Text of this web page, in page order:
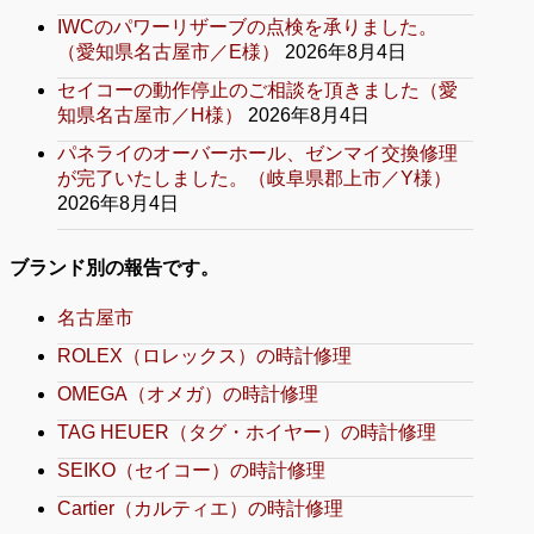
IWCのパワーリザーブの点検を承りました。
（愛知県名古屋市／E様）
2026年8月4日
セイコーの動作停止のご相談を頂きました（愛
知県名古屋市／H様）
2026年8月4日
パネライのオーバーホール、ゼンマイ交換修理
が完了いたしました。（岐阜県郡上市／Y様）
2026年8月4日
ブランド別の報告です。
名古屋市
ROLEX（ロレックス）の時計修理
OMEGA（オメガ）の時計修理
TAG HEUER（タグ・ホイヤー）の時計修理
SEIKO（セイコー）の時計修理
Cartier（カルティエ）の時計修理